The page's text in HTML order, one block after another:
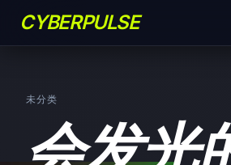
CYBERPULSE
未分类